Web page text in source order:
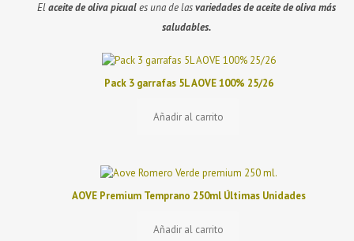
Elaceite de oliva picuales una de lasvariedades de aceite de oliva más
saludables.
Pack 3 garrafas 5L AOVE 100% 25/26
Añadir al carrito
AOVE Premium Temprano 250ml Últimas Unidades
Añadir al carrito